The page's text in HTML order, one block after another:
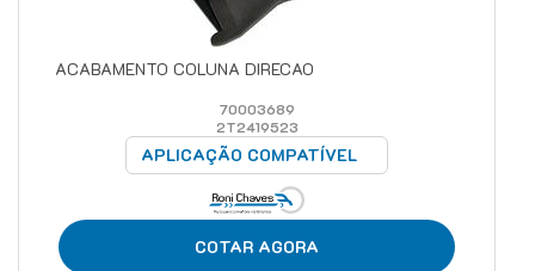
ACABAMENTO COLUNA DIRECAO
70003689
2T2419523
APLICAÇÃO COMPATÍVEL
COTAR AGORA